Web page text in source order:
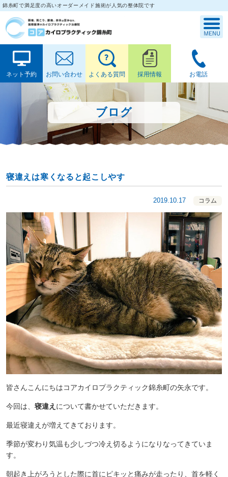
錦糸町で満足度の高いオーダーメイド施術が人気の整体院です
ネット予約 お問い合わせ よくある質問 採用情報 お電話
ブログ
寝違えは寒くなると起こしやす
2019.10.17 コラム
皆さんこんにちはコアカイロプラクティック錦糸町の矢永です。
今回は、 寝違え について書かせていただきます。
最近寝違えが増えてきております。
季節が変わり気温も少しづつ冷え切るようになりなってきていま
す。
朝起き上がろうとした際に首にピキッと痛みが走ったり、首を軽く